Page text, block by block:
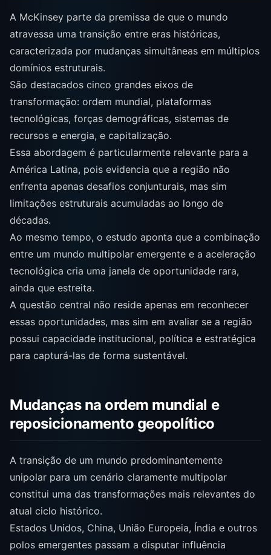
A McKinsey parte da premissa de que o mundo
atravessa uma transição entre eras históricas,
caracterizada por mudanças simultâneas em múltiplos
domínios estruturais.
São destacados cinco grandes eixos de
transformação: ordem mundial, plataformas
tecnológicas, forças demográficas, sistemas de
recursos e energia, e capitalização.
Essa abordagem é particularmente relevante para a
América Latina, pois evidencia que a região não
enfrenta apenas desafios conjunturais, mas sim
limitações estruturais acumuladas ao longo de
décadas.
Ao mesmo tempo, o estudo aponta que a combinação
entre um mundo multipolar emergente e a aceleração
tecnológica cria uma janela de oportunidade rara,
ainda que estreita.
A questão central não reside apenas em reconhecer
essas oportunidades, mas sim em avaliar se a região
possui capacidade institucional, política e estratégica
para capturá-las de forma sustentável.
Mudanças na ordem mundial e
reposicionamento geopolítico
A transição de um mundo predominantemente
unipolar para um cenário claramente multipolar
constitui uma das transformações mais relevantes do
atual ciclo histórico.
Estados Unidos, China, União Europeia, Índia e outros
polos emergentes passam a disputar influência